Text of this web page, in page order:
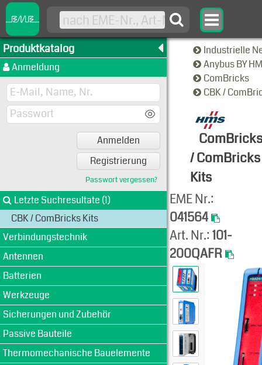
Produktkatalog
Anmeldung
Anmelden
Registrierung
Passwort vergessen?
Letzte Suchresultate (1)
CBK / ComBricks Kits
Verbindungstechnik
Antennen
Batterien
Werkzeuge
Sicherungen und Zubehör
Passive Bauteile
Thermomechanische Bauelemente
Industrielle
Anybus BY
ComBricks
CBK /
ComBricks
/ ComBricks
Kits
Produkt-
EME Nr.:
041564
Art. Nr.:101-
200QAFR